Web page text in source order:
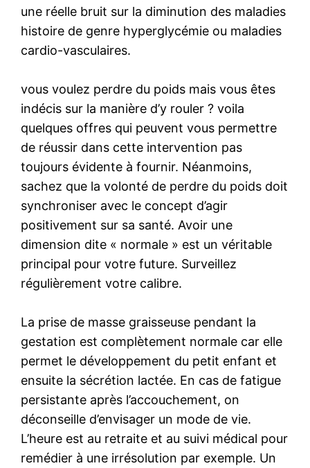
une réelle bruit sur la diminution des maladies
histoire de genre hyperglycémie ou maladies
cardio-vasculaires.
vous voulez perdre du poids mais vous êtes
indécis sur la manière d’y rouler ? voila
quelques offres qui peuvent vous permettre
de réussir dans cette intervention pas
toujours évidente à fournir. Néanmoins,
sachez que la volonté de perdre du poids doit
synchroniser avec le concept d’agir
positivement sur sa santé. Avoir une
dimension dite « normale » est un véritable
principal pour votre future. Surveillez
régulièrement votre calibre.
La prise de masse graisseuse pendant la
gestation est complètement normale car elle
permet le développement du petit enfant et
ensuite la sécrétion lactée. En cas de fatigue
persistante après l’accouchement, on
déconseille d’envisager un mode de vie.
L’heure est au retraite et au suivi médical pour
remédier à une irrésolution par exemple. Un